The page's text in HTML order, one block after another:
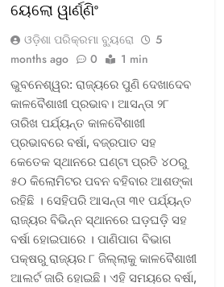
ୟେଲୋ ୱାର୍ଣ୍ଣିଂ
ଓଡ଼ିଶା ପରିକ୍ରମା ବ୍ୟୁରୋ
5
months ago
0 1 min
ଭୁବନେଶ୍ୱର: ରାଜ୍ୟରେ ପୁଣି ଦେଖାଦେବ
କାଳବୈଶାଖୀ ପ୍ରଭାବ। ଆସନ୍ତା ୨୮
ତାରିଖ ପର୍ଯ୍ୟନ୍ତ କାଳବୈଶାଖୀ
ପ୍ରଭାବରେ ବର୍ଷା, ବଜ୍ରପାତ ସହ
କେତେକ ସ୍ଥାନରେ ଘଣ୍ଟା ପ୍ରତି ୪୦ରୁ
୫୦ କିଲୋମିଟର ପବନ ବହିବାର ଆଶଙ୍କା
ରହିଛି । ସେହିପରି ଆସନ୍ତା ୩୧ ପର୍ଯ୍ୟନ୍ତ
ରାଜ୍ୟର ବିଭିନ୍ନ ସ୍ଥାନରେ ଘଡ଼ଘଡ଼ି ସହ
ବର୍ଷା ହୋଇପାରେ । ପାଣିପାଗ ବିଭାଗ
ପକ୍ଷରୁ ରାଜ୍ୟର ୮ ଜିଲ୍ଲାକୁ କାଳବୈଶାଖୀ
ଆଲର୍ଟ ଜାରି ହୋଇଛି। ଏହି ସମୟରେ ବର୍ଷା,